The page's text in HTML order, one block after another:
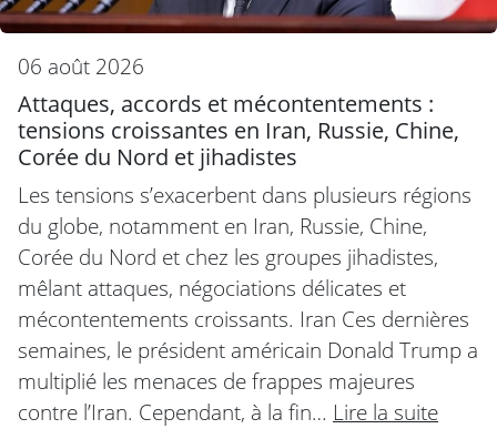
06 août 2026
Attaques, accords et mécontentements :
tensions croissantes en Iran, Russie, Chine,
Corée du Nord et jihadistes
Les tensions s’exacerbent dans plusieurs régions
du globe, notamment en Iran, Russie, Chine,
Corée du Nord et chez les groupes jihadistes,
mêlant attaques, négociations délicates et
mécontentements croissants. Iran Ces dernières
semaines, le président américain Donald Trump a
multiplié les menaces de frappes majeures
contre l’Iran. Cependant, à la fin… Lire la suite